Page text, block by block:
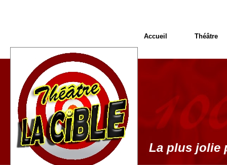
La plus jolie
Accueil Théâtre